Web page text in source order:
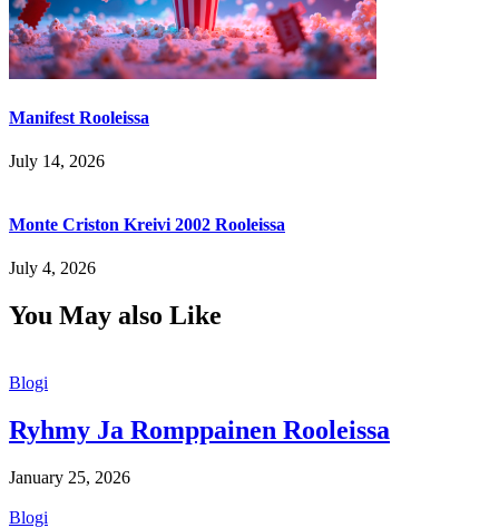
Manifest Rooleissa
July 14, 2026
Monte Criston Kreivi 2002 Rooleissa
July 4, 2026
You May also Like
Blogi
Ryhmy Ja Romppainen Rooleissa
January 25, 2026
Blogi